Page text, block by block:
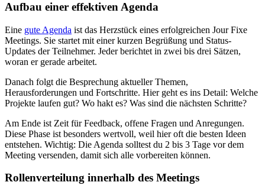
Aufbau einer effektiven Agenda
Eine gute Agenda ist das Herzstück eines erfolgreichen Jour Fixe
Meetings. Sie startet mit einer kurzen Begrüßung und Status-
Updates der Teilnehmer. Jeder berichtet in zwei bis drei Sätzen,
woran er gerade arbeitet.
Danach folgt die Besprechung aktueller Themen,
Herausforderungen und Fortschritte. Hier geht es ins Detail: Welche
Projekte laufen gut? Wo hakt es? Was sind die nächsten Schritte?
Am Ende ist Zeit für Feedback, offene Fragen und Anregungen.
Diese Phase ist besonders wertvoll, weil hier oft die besten Ideen
entstehen. Wichtig: Die Agenda solltest du 2 bis 3 Tage vor dem
Meeting versenden, damit sich alle vorbereiten können.
Rollenverteilung innerhalb des Meetings